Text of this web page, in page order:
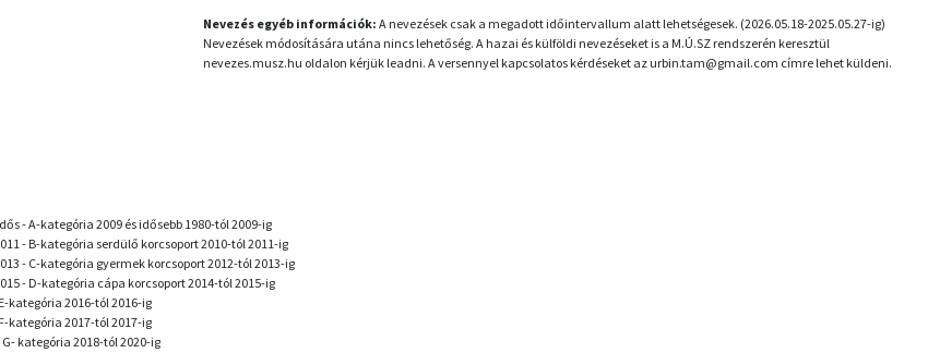
Nevezés egyéb információk: A nevezések csak a megadott időintervallum alatt lehetségesek. (2026.05.18-2025.05.27-ig)
Nevezések módosítására utána nincs lehetőség. A hazai és külföldi nevezéseket is a M.Ú.SZ rendszerén keresztül
nevezes.musz.hu oldalon kérjük leadni. A versennyel kapcsolatos kérdéseket az urbin.tam@gmail.com címre lehet küldeni.
- A-kategória 2009 és idősebb 1980-tól 2009-ig
- B-kategória serdülő korcsoport 2010-tól 2011-ig
- C-kategória gyermek korcsoport 2012-tól 2013-ig
- D-kategória cápa korcsoport 2014-tól 2015-ig
kategória 2016-tól 2016-ig
kategória 2017-tól 2017-ig
G- kategória 2018-tól 2020-ig